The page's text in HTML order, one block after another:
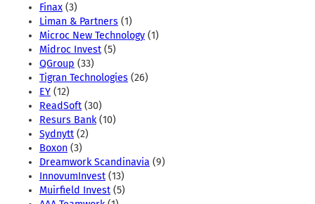
Finax (3)
Liman & Partners (1)
Microc New Technology (1)
Midroc Invest (5)
QGroup (33)
Tigran Technologies (26)
EY (12)
ReadSoft (30)
Resurs Bank(10)
Sydnytt (2)
Boxon (3)
Dreamwork Scandinavia (9)
InnovumInvest (13)
Muirfield Invest (5)